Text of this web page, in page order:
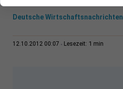
Deutsche Wirtschaftsnachrichten
12.10.2012 00:07 Lesezeit: 1 min